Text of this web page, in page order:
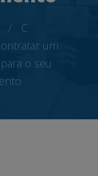
C
um
o seu